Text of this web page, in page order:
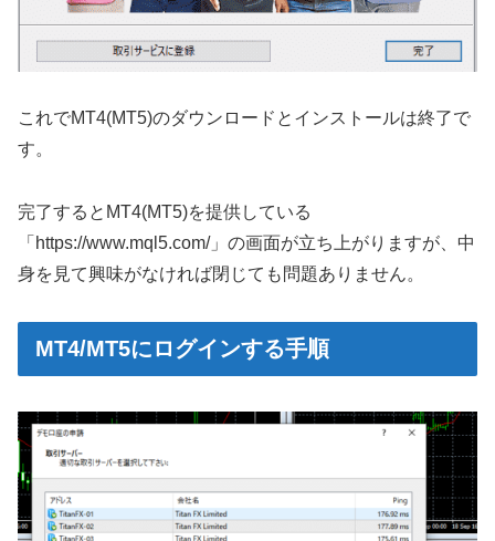
これでMT4(MT5)のダウンロードとインストールは終了で
す。
完了するとMT4(MT5)を提供している
「https://www.mql5.com/」の画面が立ち上がりますが、中
身を見て興味がなければ閉じても問題ありません。
MT4/MT5にログインする手順